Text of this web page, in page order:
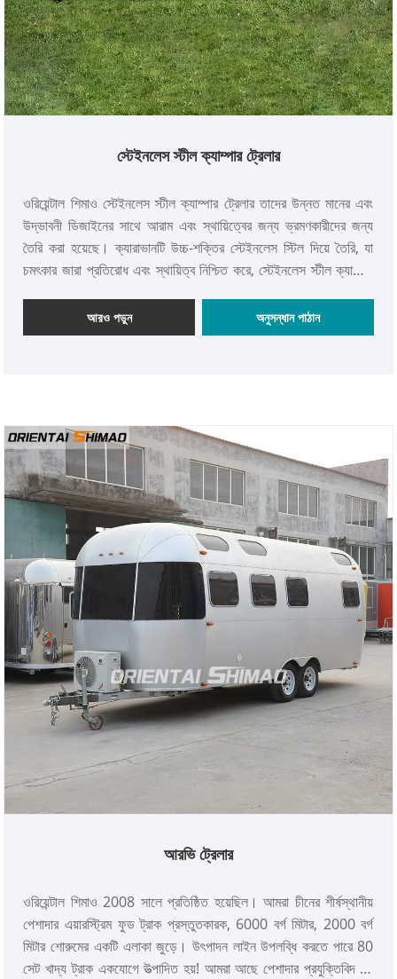
স্টেইনলেস স্টীল ক্যাম্পার ট্রেলার
ওরিয়েন্টাল শিমাও স্টেইনলেস স্টীল ক্যাম্পার ট্রেলার তাদের উন্নত মানের এবং
উদ্ভাবনী ডিজাইনের সাথে আরাম এবং স্থায়িত্বের জন্য ভ্রমণকারীদের জন্য
তৈরি করা হয়েছে। ক্যারাভানটি উচ্চ-শক্তির স্টেইনলেস স্টিল দিয়ে তৈরি, যা
চমৎকার জারা প্রতিরোধ এবং স্থায়িত্ব নিশ্চিত করে, স্টেইনলেস স্টীল ক্যাম্পার
আরও পড়ুন অনুসন্ধান পাঠান
আরভি ট্রেলার
ওরিয়েন্টাল শিমাও 2008 সালে প্রতিষ্ঠিত হয়েছিল। আমরা চীনের শীর্ষস্থানীয়
পেশাদার এয়ারস্ট্রিম ফুড ট্রাক প্রস্তুতকারক, 6000 বর্গ মিটার, 2000 বর্গ
মিটার শোরুমের একটি এলাকা জুড়ে। উৎপাদন লাইন উপলব্ধি করতে পারে 80
সেট খাদ্য ট্রাক একযোগে উত্পাদিত হয়! আমরা আছে পেশাদার প্রযুক্তিবিদ দল